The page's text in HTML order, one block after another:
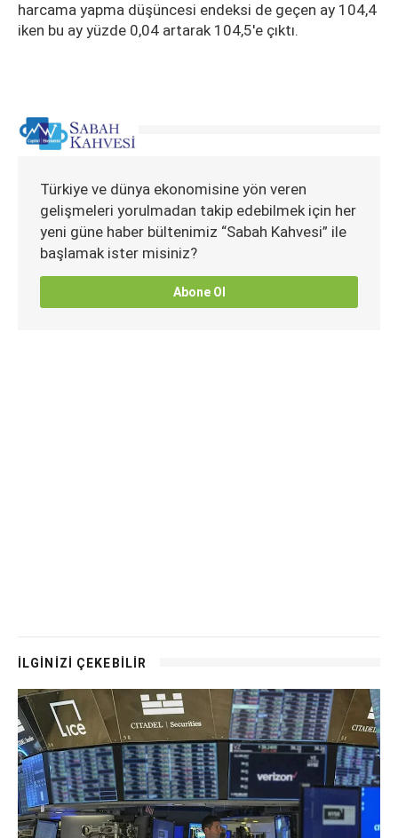
harcama yapma düşüncesi endeksi de geçen ay 104,4
iken bu ay yüzde 0,04 artarak 104,5'e çıktı.
Türkiye ve dünya ekonomisine yön veren
gelişmeleri yorulmadan takip edebilmek için her
yeni güne haber bültenimiz “Sabah Kahvesi” ile
başlamak ister misiniz?
Abone Ol
İLGİNİZİ ÇEKEBİLİR